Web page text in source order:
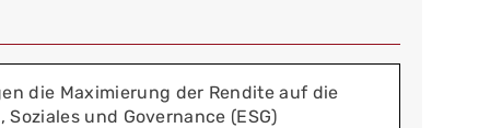
die Maximierung der Rendite auf die
und Governance (ESG)